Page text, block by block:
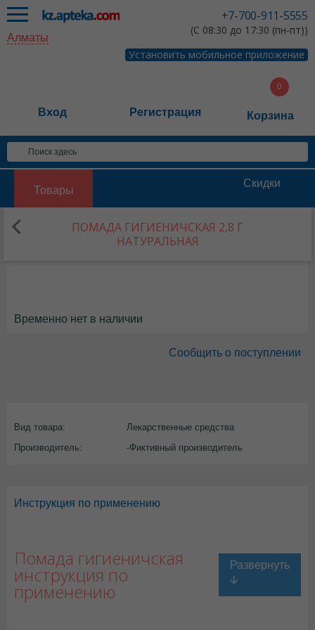
+7-700-911-5555
(С 08:30 до 17:30 (пн-пт))
Установить мобильное приложение
Алматы
Вход Регистрация Корзина
Товары
Скидки
ПОМАДА ГИГИЕНИЧСКАЯ 2,8 Г
НАТУРАЛЬНАЯ
Временно нет в наличии
Сообщить о поступлении
Вид товара:
Лекарственные средства
Производитель:
-Фиктивный производитель
Инструкция по применению
Помада гигиеничская
инструкция по
применению